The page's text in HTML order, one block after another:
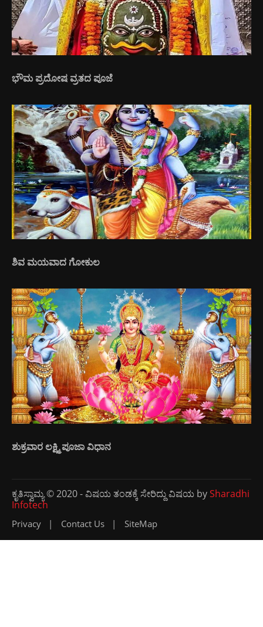
ಭೌಮ ಪ್ರದೋಷ ವ್ರತದ ಪೂಜೆ
ಶಿವ ಮಯವಾದ ಗೋಕುಲ
ಶುಕ್ರವಾರ ಲಕ್ಷ್ಮಿ ಪೂಜಾ ವಿಧಾನ
ಕೃತಿಸ್ವಾಮ್ಯ © 2020 - ವಿಷಯ ತಂಡಕ್ಕೆ ಸೇರಿದ್ದು ವಿಷಯ bySharadhi
Infotech
Privacy Contact Us SiteMap